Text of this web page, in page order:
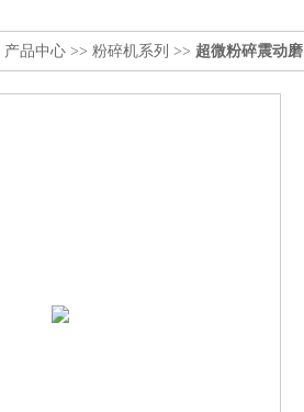
产品中心 >> 粉碎机系列 >> 超微粉碎震动磨